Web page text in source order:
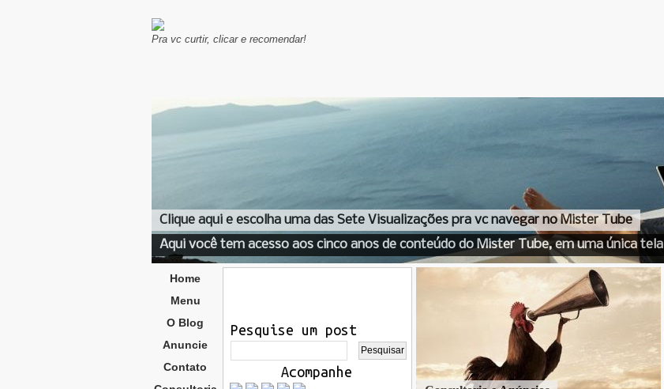
Pra vc curtir, clicar e recomendar!
Clique aqui e escolha uma das Sete Visualizações pra vc navegar no Mister Tube
Aqui você tem acesso aos cinco anos de conteúdo do Mister Tube, em uma única tela
Home
Menu
O Blog
Anuncie
Contato
Pesquise um post
Acompanhe